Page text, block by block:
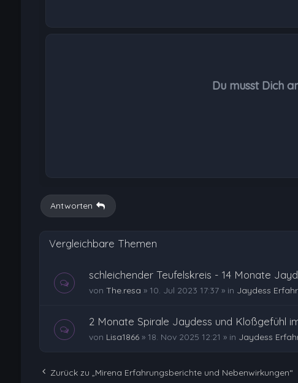
Du musst Dich
Antworten
Vergleichbare Themen
schleichender Teufelskreis - 14 Monate
von The.resa » 10. Jul 2023 17:37» in Jaydess
2 Monate Spirale Jaydess und Kloßgefühl
von Lisa1866» 18. Nov 2025 12:21 » in Jaydess
Zurück zu „Mirena Erfahrungsberichte und Nebenwirkungen“